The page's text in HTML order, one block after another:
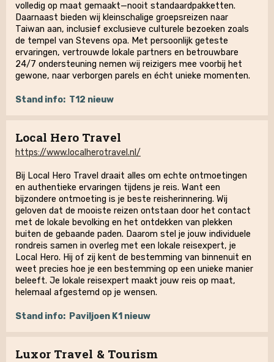
volledig op maat gemaakt—nooit standaardpakketten.
Daarnaast bieden wij kleinschalige groepsreizen naar
Taiwan aan, inclusief exclusieve culturele bezoeken zoals
de tempel van Stevens opa. Met persoonlijk geteste
ervaringen, vertrouwde lokale partners en betrouwbare
24/7 ondersteuning nemen wij reizigers mee voorbij het
gewone, naar verborgen parels en écht unieke momenten.
Stand info: T12 nieuw
Local Hero Travel
https://www.localherotravel.nl/
Bij Local Hero Travel draait alles om echte ontmoetingen
en authentieke ervaringen tijdens je reis. Want een
bijzondere ontmoeting is je beste reisherinnering. Wij
geloven dat de mooiste reizen ontstaan door het contact
met de lokale bevolking en het ontdekken van plekken
buiten de gebaande paden. Daarom stel je jouw individuele
rondreis samen in overleg met een lokale reisexpert, je
Local Hero. Hij of zij kent de bestemming van binnenuit en
weet precies hoe je een bestemming op een unieke manier
beleeft. Je lokale reisexpert maakt jouw reis op maat,
helemaal afgestemd op je wensen.
Stand info: Paviljoen K1 nieuw
Luxor Travel & Tourism